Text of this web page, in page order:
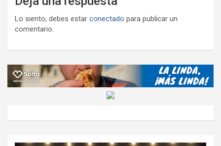
Lo siento, debes estar conectado para publicar un
comentario.